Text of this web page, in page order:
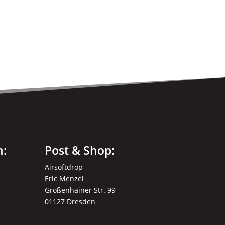
Post & Shop:
Airsoftdrop
Eric Menzel
Großenhainer Str. 99
01127 Dresden